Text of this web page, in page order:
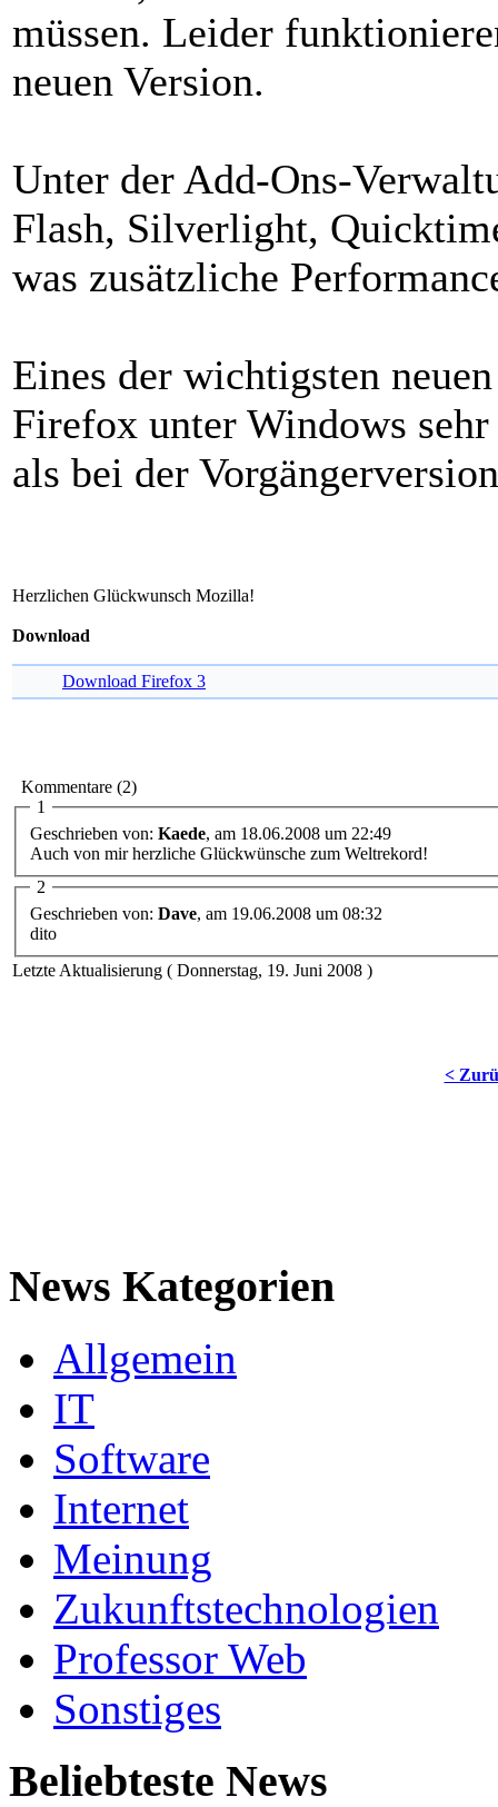
müssen. Leider
neuen Version.
Unter der Add-Ons-
Flash, Silverlight,
was zusätzliche
Eines der wichtigsten
Firefox unter Windows
als bei der
Herzlichen Glückwunsch Mozilla!
Download
Download Firefox 3
Kommentare (2)
1
Geschrieben von: Kaede, am 18.06.2008 um 22:49
Auch von mir herzliche Glückwünsche zum Weltrekord!
2
Geschrieben von: Dave, am 19.06.2008 um 08:32
dito
Letzte Aktualisierung ( Donnerstag, 19. Juni 2008 )
<
News Kategorien
Allgemein
IT
Software
Internet
Meinung
Zukunftstechnologien
Professor Web
Sonstiges
Beliebteste News